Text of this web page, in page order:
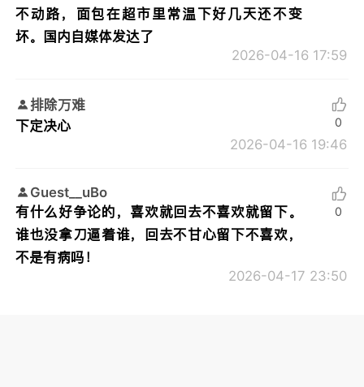
不动路，面包在超市里常温下好几天还不变
坏。国内自媒体发达了
2026-04-16 17:59
排除万难
下定决心
2026-04-16 19:46
0
Guest__uBo
有什么好争论的，喜欢就回去不喜欢就留下。
谁也没拿刀逼着谁，回去不甘心留下不喜欢，
不是有病吗！
2026-04-17 23:50
0